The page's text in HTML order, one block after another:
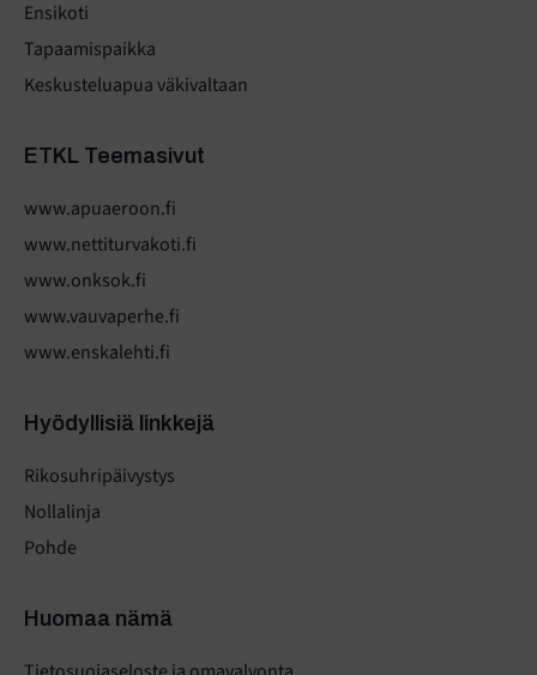
Ensikoti
Tapaamispaikka
Keskusteluapua väkivaltaan
ETKL Teemasivut
www.apuaeroon.fi
www.nettiturvakoti.fi
www.onksok.fi
www.vauvaperhe.fi
www.enskalehti.fi
Hyödyllisiä linkkejä
Rikosuhripäivystys
Nollalinja
Pohde
Huomaa nämä